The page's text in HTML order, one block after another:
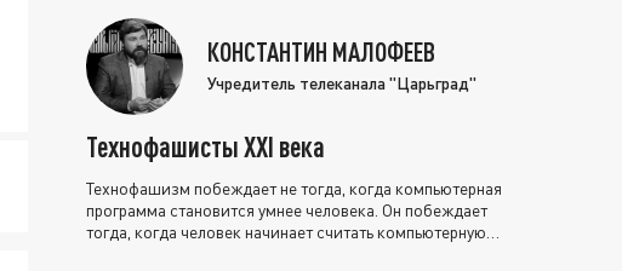
КОНСТАНТИН МАЛОФЕЕВ
Учредитель телеканала "Царьград"
Технофашисты XXI века
Технофашизм побеждает не тогда, когда компьютерная
программа становится умнее человека. Он побеждает
тогда, когда человек начинает считать компьютерную